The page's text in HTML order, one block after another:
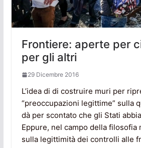
Frontiere: aperte per
per gli altri
29 Dicembre 2016
L’idea di di costruire muri per
“preoccupazioni legittime” sulla
dà per scontato che gli Stati
Eppure, nel campo della
sulla legittimità dei controlli alle